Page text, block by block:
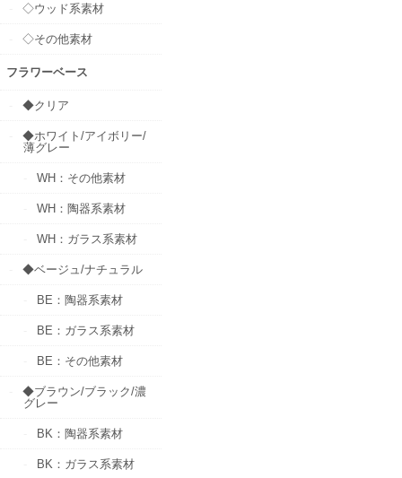
◇ウッド系素材
◇その他素材
フラワーベース
◆クリア
◆ホワイト/アイボリー/
薄グレー
WH：その他素材
WH：陶器系素材
WH：ガラス系素材
◆ベージュ/ナチュラル
BE：陶器系素材
BE：ガラス系素材
BE：その他素材
◆ブラウン/ブラック/濃
グレー
BK：陶器系素材
BK：ガラス系素材